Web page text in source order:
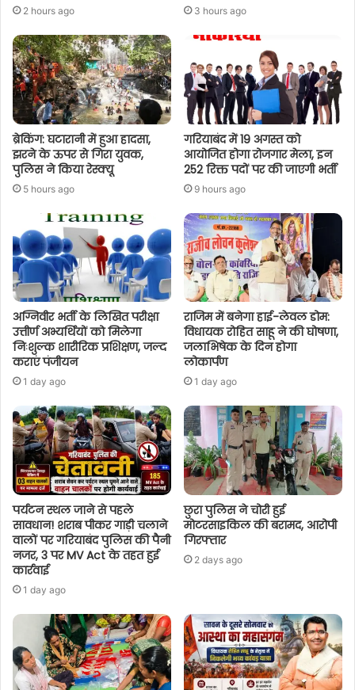
2 hours ago 3 hours ago
ब्रेकिंग: घटारानी में हुआ हादसा,
झरने के ऊपर से गिरा युवक,
पुलिस ने किया रेस्क्यू
5 hours ago
गरियाबंद में 19 अगस्त को
आयोजित होगा रोजगार मेला, इन
252 रिक्त पदों पर की जाएगी भर्ती
9 hours ago
अग्निवीर भर्ती के लिखित परीक्षा
उत्तीर्ण अभ्यर्थियों को मिलेगा
निःशुल्क शारीरिक प्रशिक्षण, जल्द
कराएं पंजीयन
1 day ago
राजिम में बनेगा हाई-लेवल डोम:
विधायक रोहित साहू ने की घोषणा,
जलाभिषेक के दिन होगा
लोकार्पण
1 day ago
पर्यटन स्थल जाने से पहले
सावधान! शराब पीकर गाड़ी चलाने
वालों पर गरियाबंद पुलिस की पैनी
नजर, 3 पर MV Act के तहत हुई
कार्रवाई
1 day ago
छुरा पुलिस ने चोरी हुई
मोटरसाइकिल की बरामद, आरोपी
गिरफ्तार
2 days ago